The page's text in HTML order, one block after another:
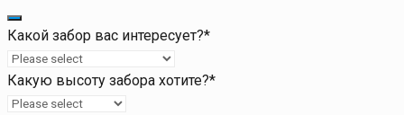
Какой забор вас интересует?*
Какую высоту забора хотите?*